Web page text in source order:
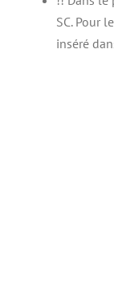
SC. Pour
inséré